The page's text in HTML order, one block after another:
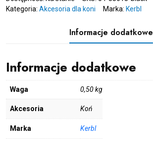
czarne
Kategoria: Akcesoria dla koni Marka: Kerbl
Informacje dodatkowe
Informacje dodatkowe
Waga 0,50 kg
Akcesoria Koń
Marka Kerbl